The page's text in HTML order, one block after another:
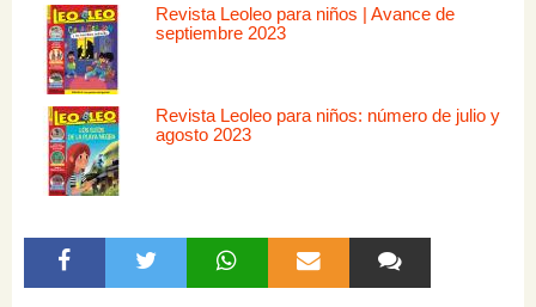
Revista Leoleo para niños | Avance de
septiembre 2023
Revista Leoleo para niños: número de julio y
agosto 2023